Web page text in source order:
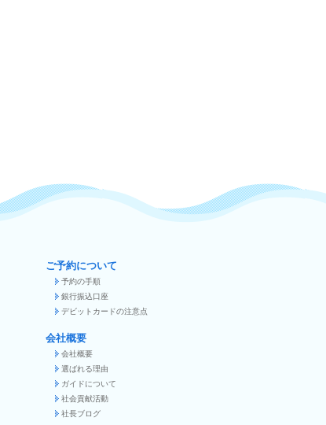
ご予約について
予約の手順
銀行振込口座
デビットカードの注意点
会社概要
会社概要
選ばれる理由
ガイドについて
社会貢献活動
社長ブログ